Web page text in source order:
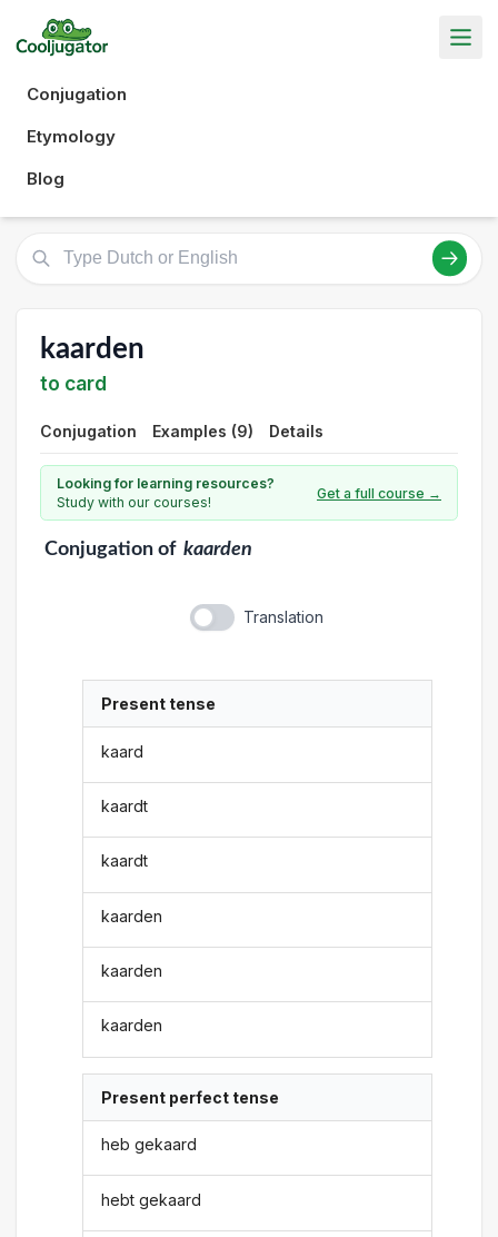
Conjugation
Etymology
Blog
kaarden
to card
Conjugation Examples (9) Details
Looking for learning resources?
Study with our courses!
Get a full course →
Conjugationof kaarden
Translation
Present tense
kaard
kaardt
kaardt
kaarden
kaarden
kaarden
Present perfect tense
heb gekaard
hebt gekaard